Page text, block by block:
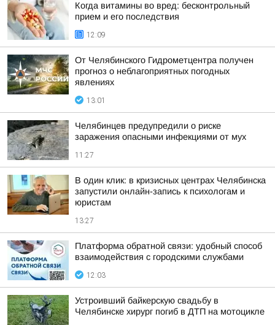
Когда витамины во вред: бесконтрольный
прием и его последствия
12:09
От Челябинского Гидрометцентра получен
прогноз о неблагоприятных погодных
явлениях
13:01
Челябинцев предупредили о риске
заражения опасными инфекциями от мух
11:27
В один клик: в кризисных центрах Челябинска
запустили онлайн-запись к психологам и
юристам
13:27
Платформа обратной связи: удобный способ
взаимодействия с городскими службами
12:03
Устроивший байкерскую свадьбу в
Челябинске хирург погиб в ДТП на мотоцикле